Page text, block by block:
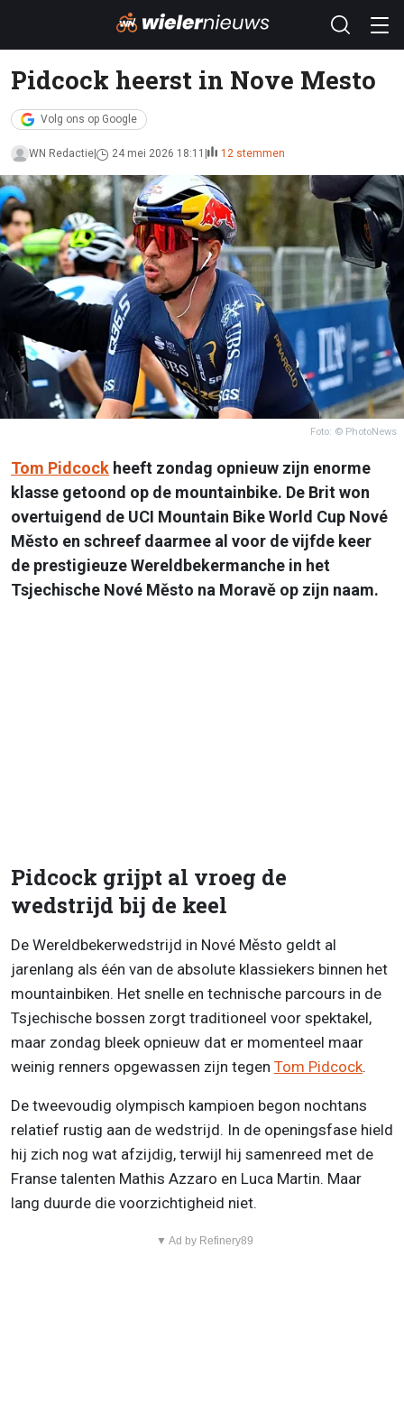
Pidcock heerst in Nove Mesto
Volg ons op Google
WN Redactie 24 mei 2026 18:11 12 stemmen
Foto: © PhotoNews
Tom Pidcock heeft zondag opnieuw zijn enorme
klasse getoond op de mountainbike. De Brit won
overtuigend de UCI Mountain Bike World Cup Nové
Město en schreef daarmee al voor de vijfde keer
de prestigieuze Wereldbekermanche in het
Tsjechische Nové Město na Moravě op zijn naam.
Pidcock grijpt al vroeg de
wedstrijd bij de keel
De Wereldbekerwedstrijd in Nové Město geldt al
jarenlang als één van de absolute klassiekers binnen het
mountainbiken. Het snelle en technische parcours in de
Tsjechische bossen zorgt traditioneel voor spektakel,
maar zondag bleek opnieuw dat er momenteel maar
weinig renners opgewassen zijn tegen Tom Pidcock.
De tweevoudig olympisch kampioen begon nochtans
relatief rustig aan de wedstrijd. In de openingsfase hield
hij zich nog wat afzijdig, terwijl hij samenreed met de
Franse talenten Mathis Azzaro en Luca Martin. Maar
lang duurde die voorzichtigheid niet.
▼ Ad by Refinery89